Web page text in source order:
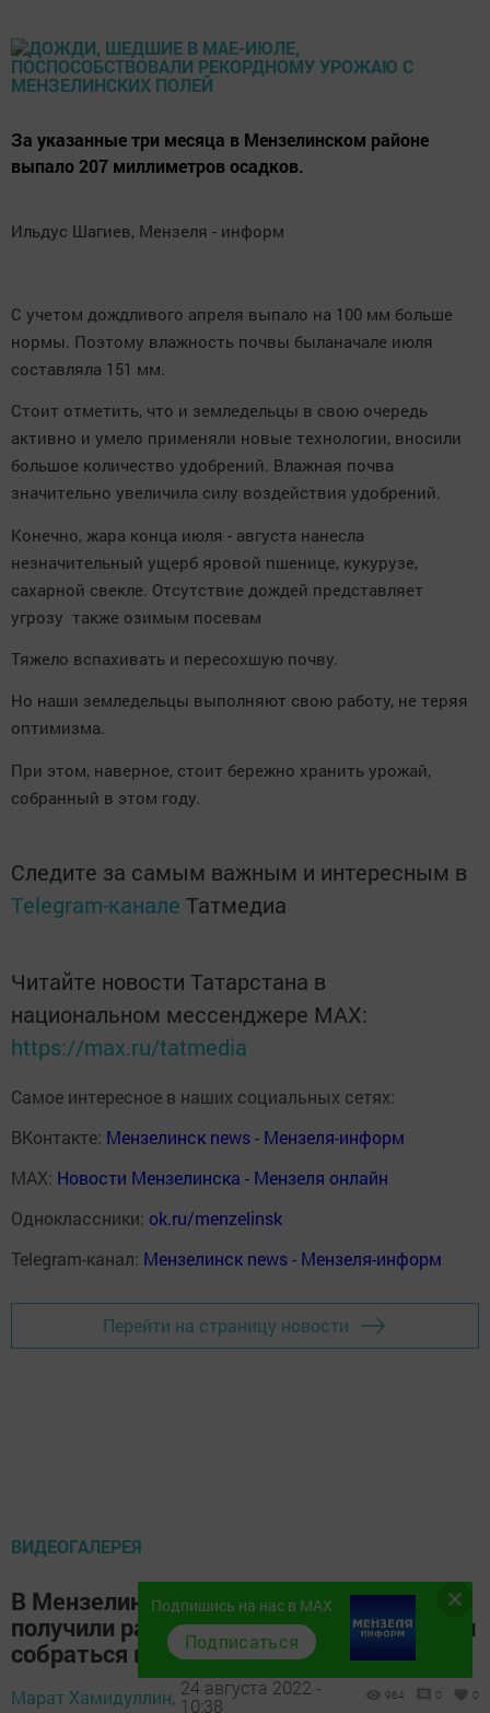
За указанные три месяца в Мензелинском районе
выпало 207 миллиметров осадков.
Ильдус Шагиев, Мензеля - информ
С учетом дождливого апреля выпало на 100 мм больше
нормы. Поэтому влажность почвы быланачале июля
составляла 151 мм.
Стоит отметить, что и земледельцы в свою очередь
активно и умело применяли новые технологии, вносили
большое количество удобрений. Влажная почва
значительно увеличила силу воздействия удобрений.
Конечно, жара конца июля - августа нанесла
незначительный ущерб яровой пшенице, кукурузе,
сахарной свекле. Отсутствие дождей представляет
угрозу также озимым посевам
Тяжело вспахивать и пересохшую почву.
Но наши земледельцы выполняют свою работу, не теряя
оптимизма.
При этом, наверное, стоит бережно хранить урожай,
собранный в этом году.
Следите за самым важным и интересным в
Telegram-канале Татмедиа
Читайте новости Татарстана в
национальном мессенджере MАХ:
https://max.ru/tatmedia
Самое интересное в наших социальных сетях:
ВКонтакте: Мензелинск news - Мензеля-информ
MAX: Новости Мензелинска - Мензеля онлайн
Одноклассники: ok.ru/menzelinsk
Telegram-канал: Мензелинск news - Мензеля-информ
Перейти на страницу новости
ВИДЕОГАЛЕРЕЯ
В Мензелинске 62 первоклассника
получили ранцы в рамках акции «Помоги
собраться в школу»
Марат Хамидуллин, 24 августа 2022 -
10:38
964 0 0
Подпишись на нас в MAX
Подписаться